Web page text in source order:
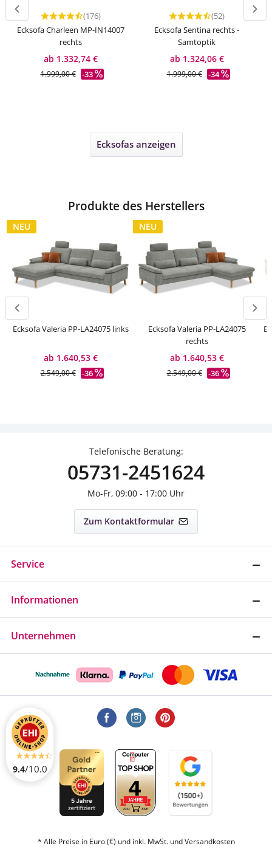
Durchschnittliche Bewertung von 4.69 von 5 Sternen
(176)
Ecksofa Charleen MP-IN14007
rechts
ab 1.332,74 €
1.999,00 € -33
Durchschnittliche
(52)
Ecksofa Sentina rechts -
Samtoptik
ab 1.324,06 €
1.999,00 € -34
Ecksofas anzeigen
Produkte des Herstellers
NEU
Ecksofa Valeria PP-LA24075 links
ab 1.640,53 €
2.549,00 € -36
NEU
Ecksofa Valeria PP-LA24075
rechts
ab 1.640,53 €
2.549,00 € -36
Telefonische Beratung:
05731-2451624
Mo-Fr, 09:00 - 17:00 Uhr
Zum Kontaktformular
Service
Informationen
Unternehmen
* Alle Preise in Euro (€) und inkl. MwSt. und Versandkosten
9.4/10.0